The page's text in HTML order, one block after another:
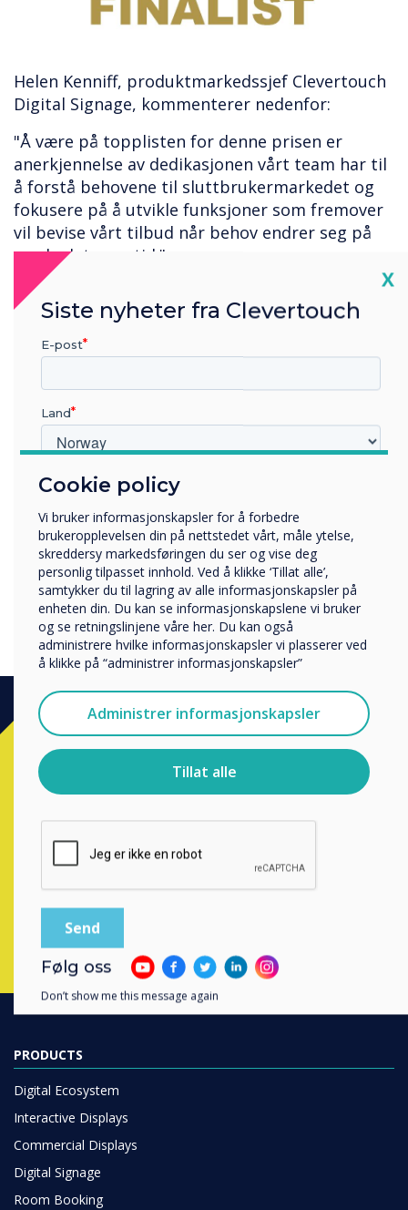
Helen Kenniff, produktmarkedssjef Clevertouch
Digital Signage, kommenterer nedenfor:
"Å være på topplisten for denne prisen er
anerkjennelse av dedikasjonen vårt team har til
å forstå behovene til sluttbrukermarkedet og
fokusere på å utvikle funksjoner som fremover
vil bevise vårt tilbud når behov endrer seg på
markedet over tid."
“
Prisene vil bli kunngjort på
ISE i Amsterdam i februar
2020. "
Klar for å kjøpe?
PRODUCTS
Digital Ecosystem
Interactive Displays
Commercial Displays
Digital Signage
Room Booking
Cookie policy
Vi bruker informasjonskapsler for å forbedre
brukeropplevelsen din på nettstedet vårt, måle ytelse,
skreddersy markedsføringen du ser og vise deg
personlig tilpasset innhold. Ved å klikke ‘Tillat alle’,
samtykker du til lagring av alle informasjonskapsler på
enheten din. Du kan se informasjonskapslene vi bruker
og se retningslinjene våre her. Du kan også
administrere hvilke informasjonskapsler vi plasserer ved
å klikke på “administrer informasjonskapsler”
Administrer informasjonskapsler
Tillat alle
X
Siste nyheter fra Clevertouch
E-post
Land
Hvilken bransje jobber du i?
Företag
Övriga
Selskapets navn
Vi vil gjerne kontakte deg angående våre produkter og
tjenester via e-post, telefon eller post.
Jeg godtar å motta kommunikasjon fra
Clevertouch.
For informasjon om hvordan vi samler inn og bruker
personopplysningene dine, se vår
personvernerklæring.
Ved å klikke på send gir du samtykke til Clevertouch til å
Følg oss
Don’t show me this message again